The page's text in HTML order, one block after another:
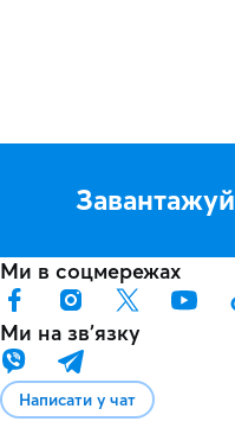
Ми в соцмережах
Ми на звʼязку
Написати у чат